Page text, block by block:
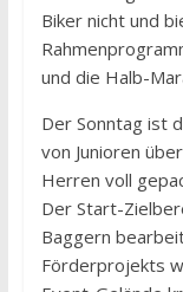
Biker nicht und
und die Halb-
Der Sonntag ist
von Junioren
Herren voll
Der Start-
Baggern
Förderprojekts